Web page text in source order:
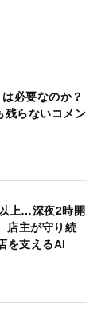
必要なのか？
残らないコメン
上…深夜2時開
店主が守り続
を支えるAI